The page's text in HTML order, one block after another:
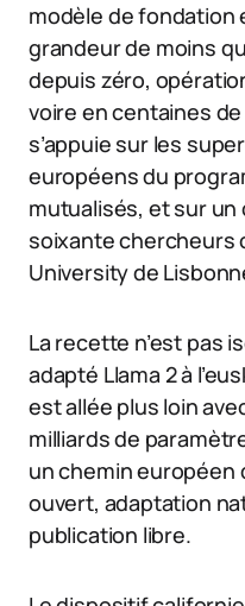
modèle de fondation
grandeur de moins
depuis zéro,
voire en centaines
s’appuie sur les
européens du
mutualisés, et sur
soixante chercheurs
University de
La recette n’est pas
adapté Llama 2 à
est allée plus loin
milliards de
un chemin européen
ouvert, adaptation
publication libre.